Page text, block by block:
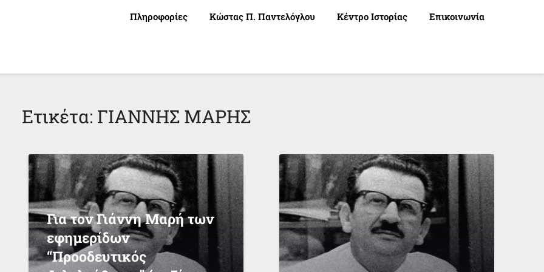
Πληροφορίες Κώστας Π. Παντελόγλου Κέντρο Ιστορίας Επικοινωνία
Ετικέτα: ΓΙΑΝΝΗΣ ΜΑΡΗΣ
Για τον Γιάννη Μαρή των
εφημερίδων
“Προοδευτικός